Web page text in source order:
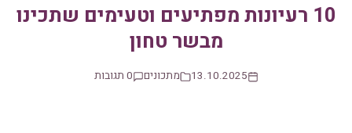
10 רעיונות מפתיעים וטעימים שתכינו
מבשר טחון
13.10.2025 מתכונים 0 תגובות